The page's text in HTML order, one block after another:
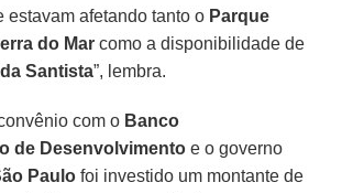
estavam afetando tanto o Parque
do Mar como a disponibilidade de
Santista”, lembra.
com o Banco
de Desenvolvimento e o governo
Paulo foi investido um montante de